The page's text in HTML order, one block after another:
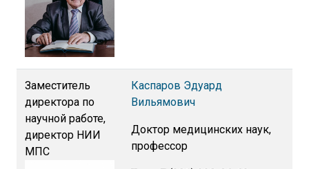
Заместитель
директора по
научной работе,
директор НИИ
МПС
Каспаров Эдуард
Вильямович
Доктор медицинских наук,
профессор